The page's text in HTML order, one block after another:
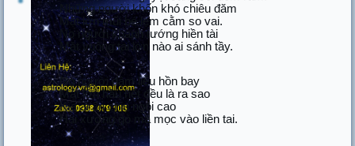
Những người khốn khó chiêu đăm
Mặt lớn mũi bé lẹm cằm so vai.
Nọ người khanh tướng hiền tài
Mặt vuông tai lớn nào ai sánh tầy.
Nọ người dậm liễu hồn bay
Mặt lớn hầu hết đều là ra sao
Kìa ai ấn chịu ngôi cao
Hai xương gò má mọc vào liền tai.